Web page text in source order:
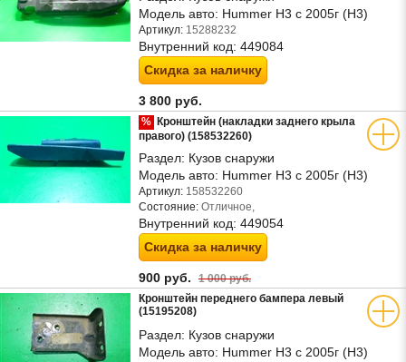
Модель авто: Hummer H3 с 2005г (Н3)
Артикул: 15288232
Внутренний код: 449084
Скидка за наличку
3 800 руб.
% Кронштейн (накладки заднего крыла
правого) (158532260)
Раздел: Кузов снаружи
Модель авто: Hummer H3 с 2005г (Н3)
Артикул: 158532260
Состояние: Отличное,
Внутренний код: 449054
Скидка за наличку
900 руб. 1 000 руб.
Кронштейн переднего бампера левый
(15195208)
Раздел: Кузов снаружи
Модель авто: Hummer H3 с 2005г (Н3)